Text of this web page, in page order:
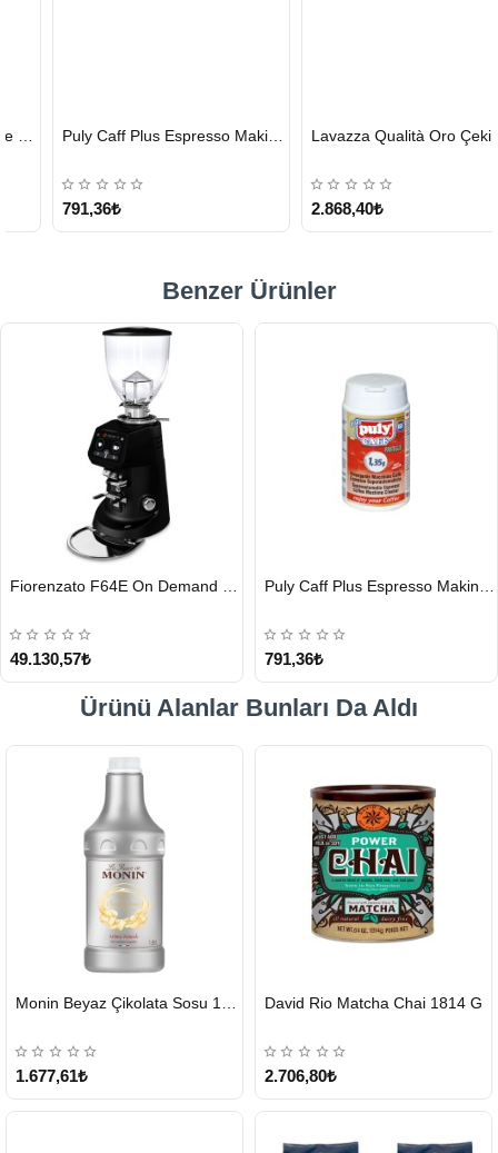
GÖNDERİ
Puly Caff Plus Espresso Makinesi Temizleyici Tablet 100 x 1.35 G
791,36₺
GÖNDERİ
Lavazza Qualità Oro Çekirdek Kahve 1 KG x 2
2.868,40₺
Benzer Ürünler
GÖNDERİ
49.130,57₺
GÖNDERİ
791,36₺
Ürünü Alanlar Bunları Da Aldı
GÖNDERİ
1.677,61₺
GÖNDERİ
David Rio Matcha Chai 1814 G
2.706,80₺